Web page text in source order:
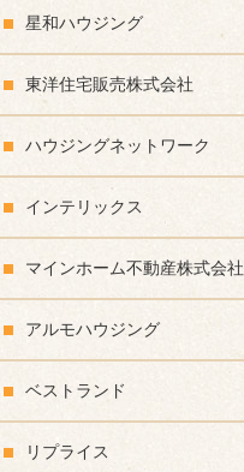
星和ハウジング
東洋住宅販売株式会社
ハウジングネットワーク
インテリックス
マインホーム不動産株式会社
アルモハウジング
ベストランド
リプライス